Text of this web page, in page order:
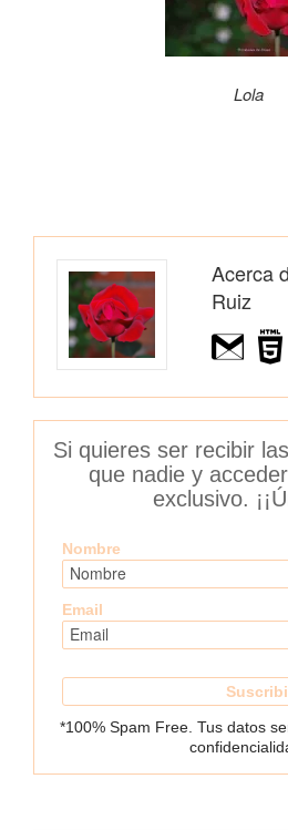
Lola
Acerca
Ruiz
Si quieres ser recibir
que nadie y
exclusivo.
Nombre
Email
*100% Spam Free. Tus datos